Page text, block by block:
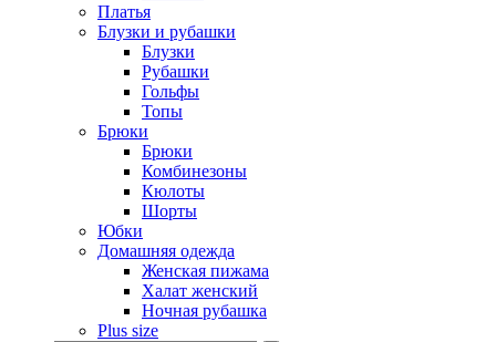
Платья
Блузки и рубашки
Блузки
Рубашки
Гольфы
Топы
Брюки
Брюки
Комбинезоны
Кюлоты
Шорты
Юбки
Домашняя одежда
Женская пижама
Халат женский
Ночная рубашка
Plus size